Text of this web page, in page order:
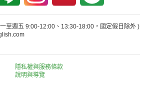
至週五 9:00-12:00、13:30-18:00，國定假日除外 )
隱私權與服務條款
說明與導覽